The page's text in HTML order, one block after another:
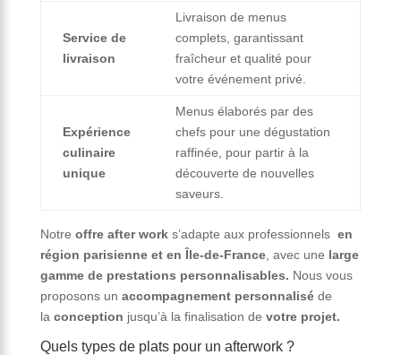
Service de
livraison
Livraison de menus
complets, garantissant
fraîcheur et qualité pour
votre événement privé.
Expérience
culinaire
unique
Menus élaborés par des
chefs pour une dégustation
raffinée, pour partir à la
découverte de nouvelles
saveurs.
Notre offre after works’adapte aux professionnelsen
région parisienne et en Île-de-France, avec une large
gamme de prestations personnalisables. Nous vous
proposons un accompagnement personnalisé de
la conception jusqu’à la finalisation de votre projet.
Quels types de plats pour un afterwork ?